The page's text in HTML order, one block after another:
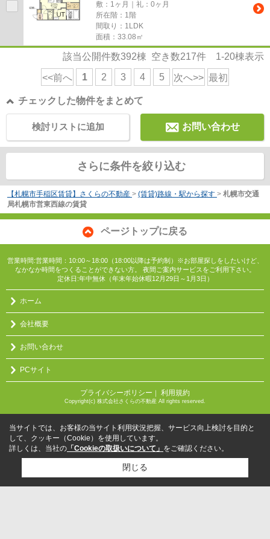
敷：1ヶ月｜礼：0ヶ月
所在階：1階
間取り：1LDK
面積：33.08㎡
該当公開件数392棟 空き数217件 1-20棟表示
<<前へ 1 2 3 4 5 次へ>> 最初
チェックした物件をまとめて
お問い合わせ
検討リストに追加
さらに条件を絞り込む
【札幌市手稲区賃貸】さくらの不動産 > (賃貸)路線・駅から探す > 札幌市交通
局札幌市営東西線の賃貸
ページトップに戻る
営業時間:営業時間：10:00～18:00（18:00以降は予約制）※お部屋探しをしたいけど、
なかなか時間をつくることができない方。 夜間ご案内サービスをご利用下さい。
定休日:年中無休（年末年始休暇12月29日～1月3日）
ホーム
会社概要
お問い合わせ
PCサイト
プライバシーポリシー ｜ 利用規約
Copyright(c) 株式会社さくらの不動産 All rights reserved.
当サイトでは、お客様の当サイト利用状況把握、サービス向上検討を目的と
して、クッキー（Cookie）を使用しています。
詳しくは、当社の 「Cookieの取扱いについて」 をご確認ください。
閉じる